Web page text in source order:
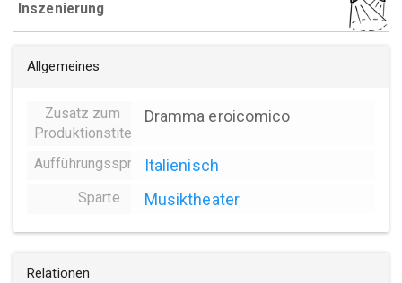
Inszenierung
Allgemeines
Zusatz zum
Produktionstitel
Dramma eroicomico
AufführungsspracheItalienisch
Sparte Musiktheater
Relationen